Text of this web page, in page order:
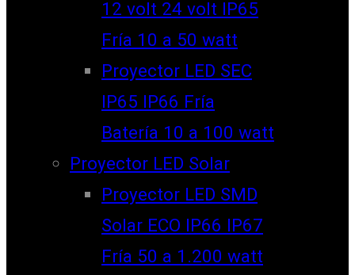
12 volt 24 volt IP65
Fría 10 a 50 watt
Proyector LED SEC
IP65 IP66 Fría
Batería 10 a 100 watt
Proyector LED Solar
Proyector LED SMD
Solar ECO IP66 IP67
Fría 50 a 1.200 watt